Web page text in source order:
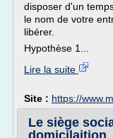
disposer d'un
le nom de votre
libérer.
Hypothèse 1...
Lire la suite
Site : https://
Le siège
domicilaition